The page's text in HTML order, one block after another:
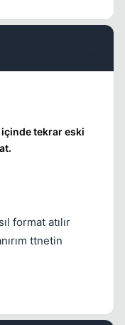
tekrar eski
format atılır
ttnetin